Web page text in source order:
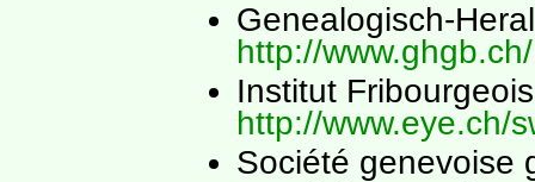
Genealogisch-
http://www.ghgb.ch/
Institut
http://www.eye.ch/
Société genevoise